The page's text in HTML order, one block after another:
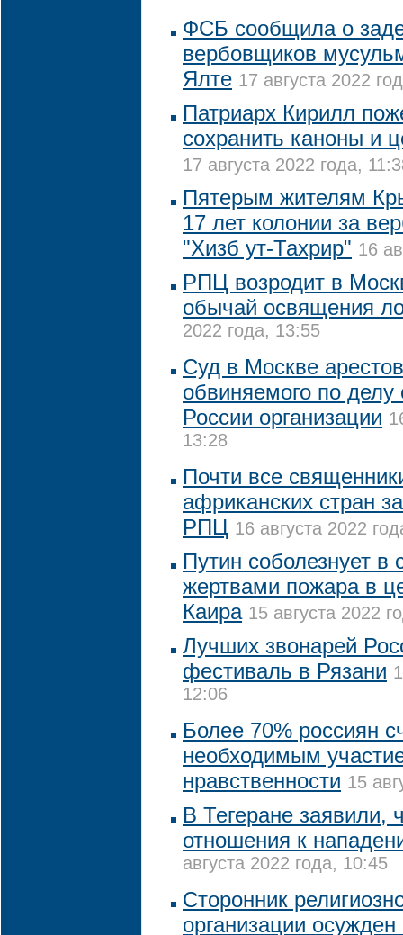
ФСБ сообщила о
вербовщиков
Ялте 17 августа 2022
Патриарх Кирилл
сохранить каноны и
17 августа 2022 года,
Пятерым жителям
17 лет колонии за
"Хизб ут-Тахрир" 16
РПЦ возродит в
обычай освящения
2022 года, 13:55
Суд в Москве
обвиняемого по
России организации
13:28
Почти все
африканских стран
РПЦ 16 августа 2022
Путин соболезнует в
жертвами пожара в
Каира 15 августа 2022
Лучших звонарей
фестиваль в Рязани
12:06
Более 70% россиян
необходимым
нравственности 15
В Тегеране заявили,
отношения к
августа 2022 года, 10:45
Сторонник
организации